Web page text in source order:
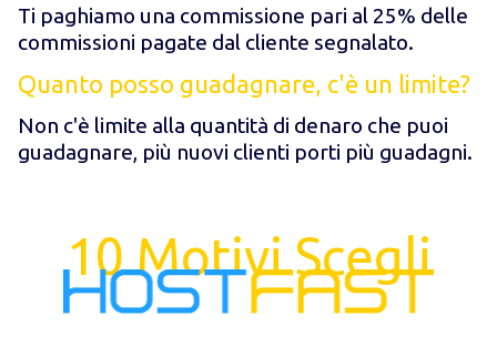
Ti paghiamo una commissione pari al 25% delle
commissioni pagate dal cliente segnalato.
Quanto posso guadagnare, c'è un limite?
Non c'è limite alla quantità di denaro che puoi
guadagnare, più nuovi clienti porti più guadagni.
10 Motivi Scegli